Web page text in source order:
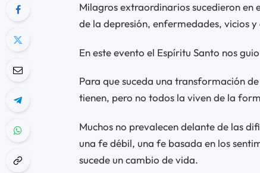
Milagros extraordinarios sucedieron en
de la depresión, enfermedades, vicios
En este evento el Espíritu Santo nos
Para que suceda una transformación
tienen, pero no todos la viven de la
Muchos no prevalecen delante de las
una fe débil, una fe basada en los
sucede un cambio de vida.